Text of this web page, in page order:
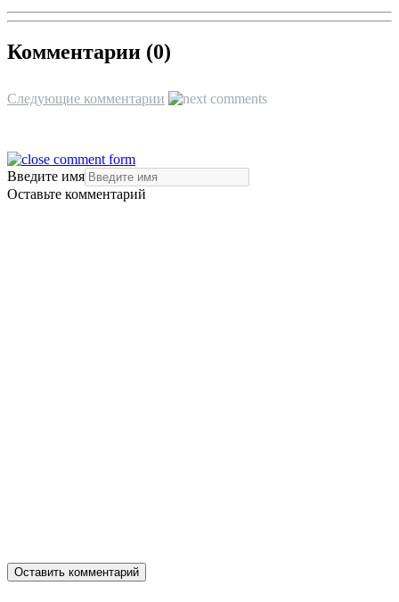
Комментарии (0)
Следующие комментарии
Введите имя
Оставьте комментарий